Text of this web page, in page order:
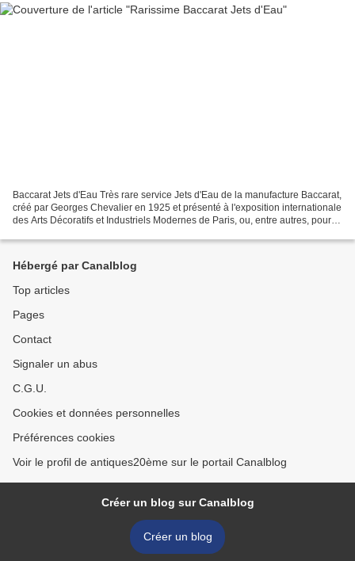
Baccarat Jets d'Eau Très rare service Jets d'Eau de la manufacture Baccarat,
créé par Georges Chevalier en 1925 et présenté à l'exposition internationale
des Arts Décoratifs et Industriels Modernes de Paris, ou, entre autres, pour la
Hébergé par Canalblog
Top articles
Pages
Contact
Signaler un abus
C.G.U.
Cookies et données personnelles
Préférences cookies
Voir le profil de antiques20ème sur le portail Canalblog
Créer un blog sur Canalblog
Créer un blog